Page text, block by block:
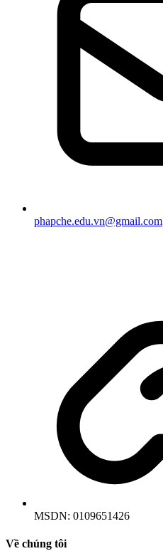
phapche.edu.vn@gmail.com
MSDN: 0109651426
Về chúng tôi